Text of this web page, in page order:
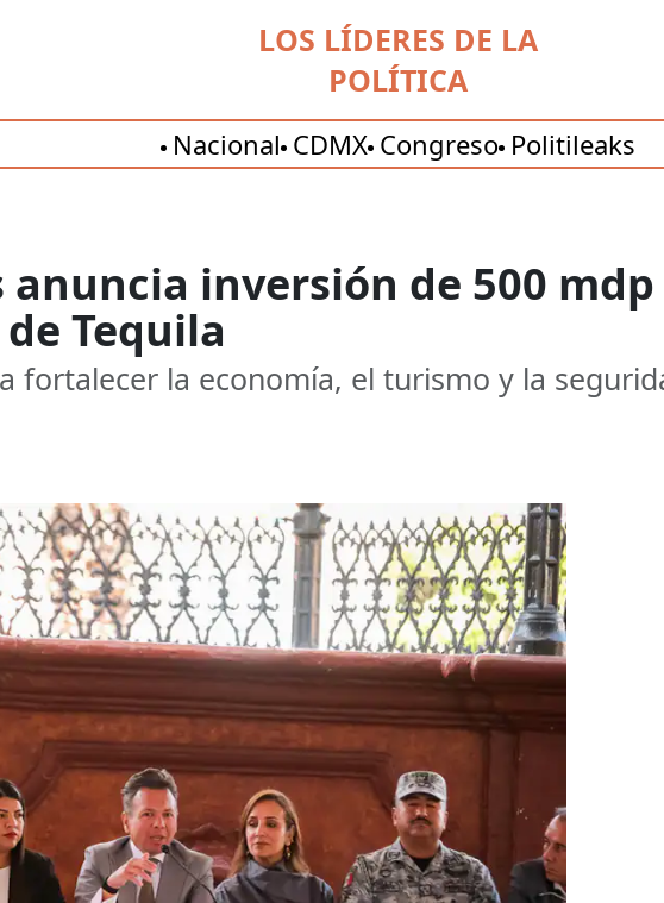
LOS LÍDERES DE LA
POLÍTICA
Nacional CDMX Congreso Politileaks
anuncia inversión de 500
Tequila
fortalecer la economía, el turismo y la